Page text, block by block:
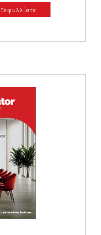
Ξεφυλλίστε